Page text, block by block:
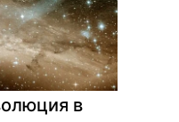
в